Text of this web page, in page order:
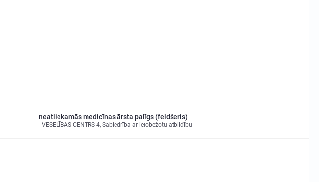
neatliekamās medicīnas ārsta palīgs (feldšeris)
VESELĪBAS CENTRS 4, Sabiedrība ar ierobežotu atbildību